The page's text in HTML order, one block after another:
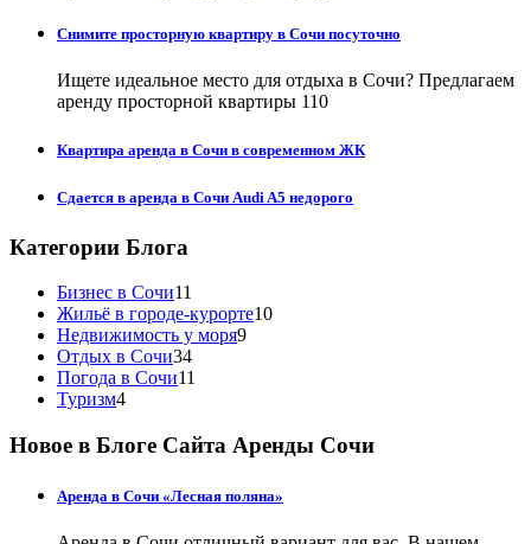
Снимите просторную квартиру в Сочи посуточно
Ищете идеальное место для отдыха в Сочи? Предлагаем
аренду просторной квартиры 110
Квартира аренда в Сочи в современном ЖК
Сдается в аренда в Сочи Audi A5 недорого
Категории Блога
Бизнес в Сочи11
Жильё в городе-курорте10
Недвижимость у моря9
Отдых в Сочи34
Погода в Сочи11
Туризм4
Новое в Блоге Сайта Аренды Сочи
Аренда в Сочи «Лесная поляна»